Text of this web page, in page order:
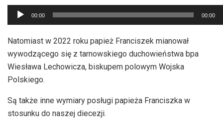
Odtwarzacz
plików
dźwiękowych
00:00 00:00
Natomiast w 2022 roku papież Franciszek mianował
wywodzącego się z tarnowskiego duchowieństwa bpa
Wiesława Lechowicza, biskupem polowym Wojska
Polskiego.
Są także inne wymiary posługi papieża Franciszka w
stosunku do naszej diecezji.